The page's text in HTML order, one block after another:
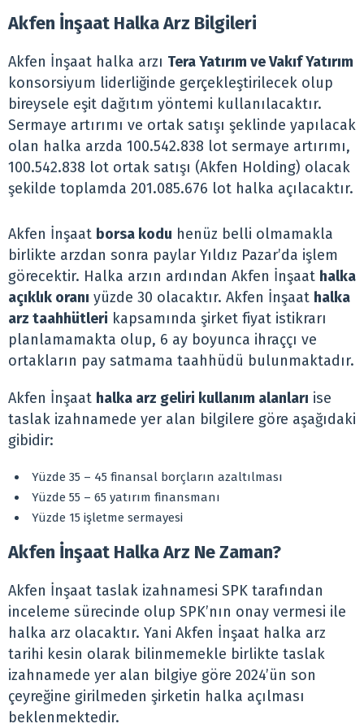
Akfen İnşaat Halka Arz Bilgileri
Akfen İnşaat halka arzı Tera Yatırım ve Vakıf Yatırım
konsorsiyum liderliğinde gerçekleştirilecek olup
bireysele eşit dağıtım yöntemi kullanılacaktır.
Sermaye artırımı ve ortak satışı şeklinde yapılacak
olan halka arzda 100.542.838 lot sermaye artırımı,
100.542.838 lot ortak satışı (Akfen Holding) olacak
şekilde toplamda 201.085.676 lot halka açılacaktır.
Akfen İnşaat borsa kodu henüz belli olmamakla
birlikte arzdan sonra paylar Yıldız Pazar’da işlem
görecektir. Halka arzın ardından Akfen İnşaat halka
açıklık oranı yüzde 30 olacaktır. Akfen İnşaat halka
arz taahhütleri kapsamında şirket fiyat istikrarı
planlamamakta olup, 6 ay boyunca ihraççı ve
ortakların pay satmama taahhüdü bulunmaktadır.
Akfen İnşaat halka arz geliri kullanım alanları ise
taslak izahnamede yer alan bilgilere göre aşağıdaki
gibidir:
Yüzde 35 – 45 finansal borçların azaltılması
Yüzde 55 – 65 yatırım finansmanı
Yüzde 15 işletme sermayesi
Akfen İnşaat Halka Arz Ne Zaman?
Akfen İnşaat taslak izahnamesi SPK tarafından
inceleme sürecinde olup SPK’nın onay vermesi ile
halka arz olacaktır. Yani Akfen İnşaat halka arz
tarihi kesin olarak bilinmemekle birlikte taslak
izahnamede yer alan bilgiye göre 2024’ün son
çeyreğine girilmeden şirketin halka açılması
beklenmektedir.